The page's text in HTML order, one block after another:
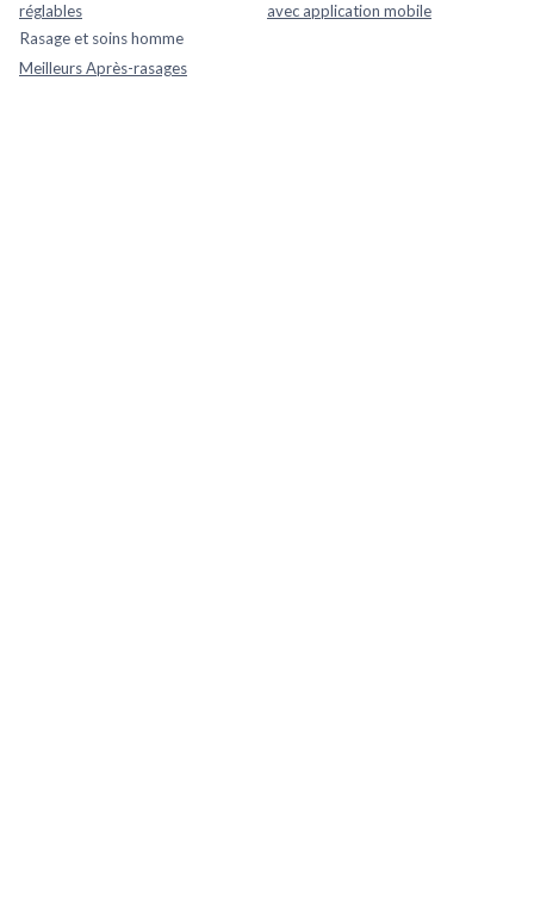
réglables
avec application mobile
Rasage et soins homme
Meilleurs Après-rasages